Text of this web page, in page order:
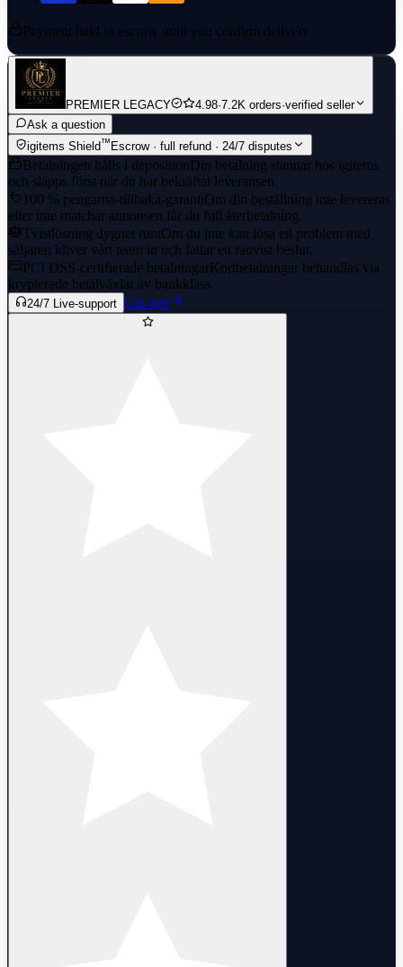
Payment held in escrow until you confirm delivery
PREMIER LEGACY 4.98·7.2K orders·verified seller
Ask a question
igitems Shield™ Escrow · full refund · 24/7 disputes
Betalningen hålls i depositionDin betalning stannar hos igitems
och släpps först när du har bekräftat leveransen.
100 % pengarna-tillbaka-garantiOm din beställning inte levereras
eller inte matchar annonsen får du full återbetalning.
Tvistlösning dygnet runtOm du inte kan lösa ett problem med
säljaren kliver vårt team in och fattar ett rättvist beslut.
PCI DSS-certifierade betalningarKortbetalningar behandlas via
krypterade betalväxlar av bankklass.
24/7 Live-support Läs mer